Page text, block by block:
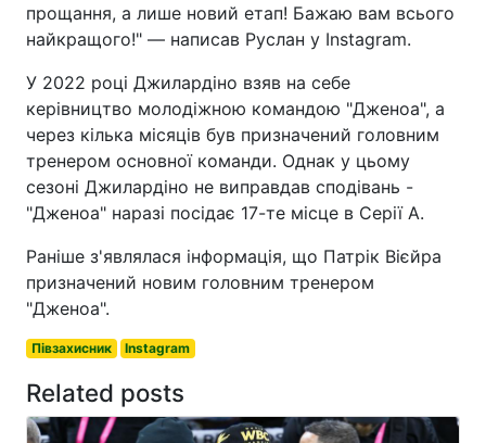
прощання, а лише новий етап! Бажаю вам всього
найкращого!" — написав Руслан у Instagram.
У 2022 році Джилардіно взяв на себе
керівництво молодіжною командою "Дженоа", а
через кілька місяців був призначений головним
тренером основної команди. Однак у цьому
сезоні Джилардіно не виправдав сподівань -
"Дженоа" наразі посідає 17-те місце в Серії А.
Раніше з'являлася інформація, що Патрік Вієйра
призначений новим головним тренером
"Дженоа".
Півзахисник Instagram
Related posts